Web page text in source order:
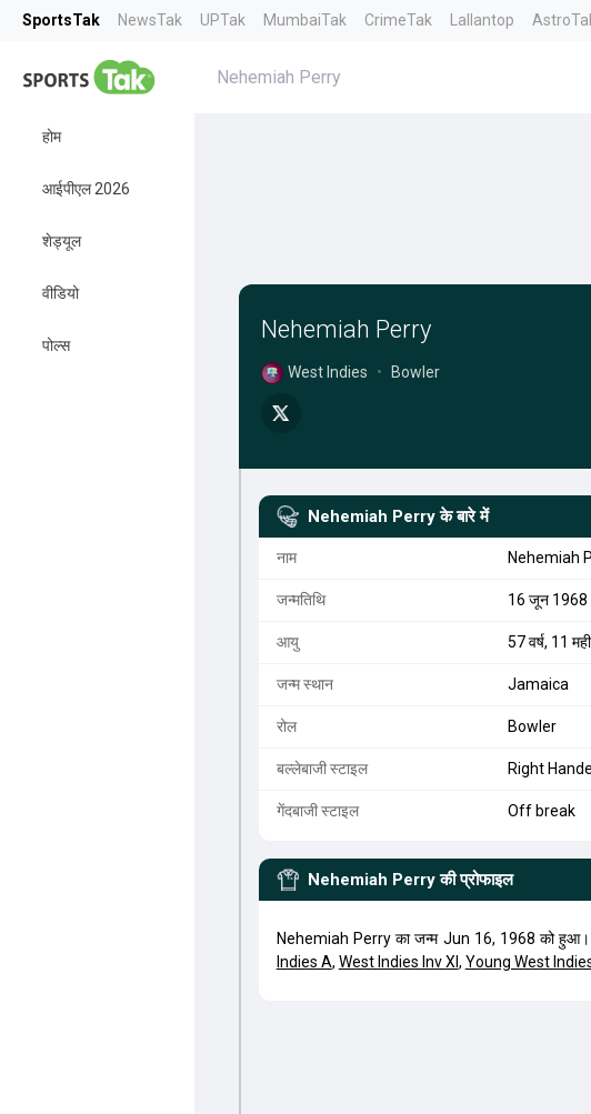
SportsTak NewsTak UPTak MumbaiTak CrimeTak Lallantop
होम
आईपीएल 2026
शेड्यूल
वीडियो
पोल्स
Nehemiah Perry
Nehemiah Perry
West Indies • Bowler
Nehemiah Perry के बारे में
नाम Nehemiah
जन्मतिथि 16 जून 1968
आयु 57 वर्ष, 11
जन्म स्थान Jamaica
रोल Bowler
बल्लेबाजी स्टाइल Right
गेंदबाजी स्टाइल Off break
Nehemiah Perry की प्रोफाइल
Nehemiah Perry का जन्म Jun 16, 1968 को
Indies A, West Indies Inv XI , Young West